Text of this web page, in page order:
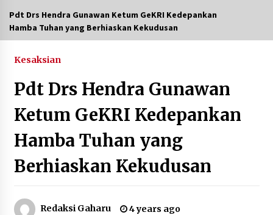
Pdt Drs Hendra Gunawan Ketum GeKRI Kedepankan
Hamba Tuhan yang Berhiaskan Kekudusan
Kesaksian
Pdt Drs Hendra Gunawan
Ketum GeKRI Kedepankan
Hamba Tuhan yang
Berhiaskan Kekudusan
Redaksi Gaharu 4 years ago